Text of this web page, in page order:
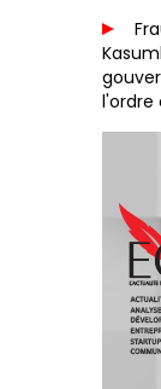
l'ordre